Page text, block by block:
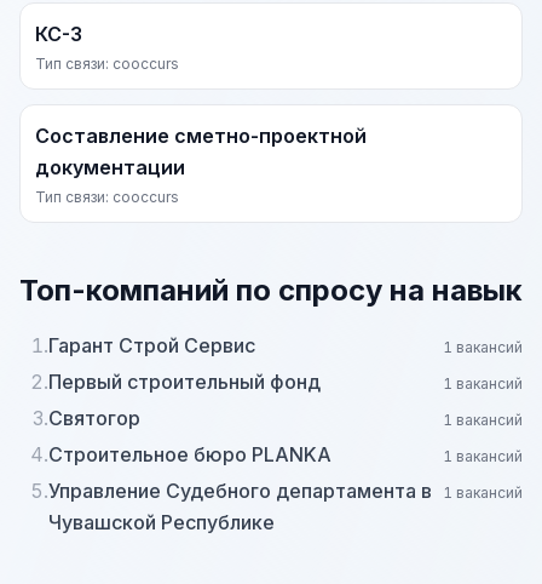
КС-3
Тип связи: cooccurs
Составление сметно-проектной
документации
Тип связи: cooccurs
Топ-компаний по спросу на навык
1.Гарант Строй Сервис 1 вакансий
2.Первый строительный фонд 1 вакансий
3.Святогор 1 вакансий
4.Строительное бюро PLANKA 1 вакансий
5.Управление Судебного департамента в
Чувашской Республике
1 вакансий